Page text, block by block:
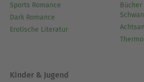
Sports Romance
Dark Romance
Erotische Literatur
Kinder & Jugend